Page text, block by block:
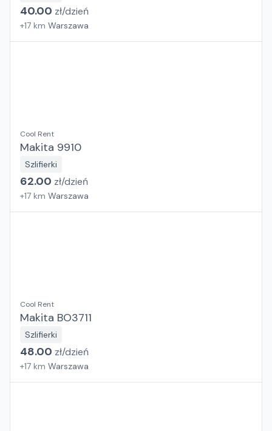
40.00 zł/dzień
+17 km Warszawa
Cool Rent
Makita 9910
Szlifierki
62.00 zł/dzień
+17 km Warszawa
Cool Rent
Makita BO3711
Szlifierki
48.00 zł/dzień
+17 km Warszawa